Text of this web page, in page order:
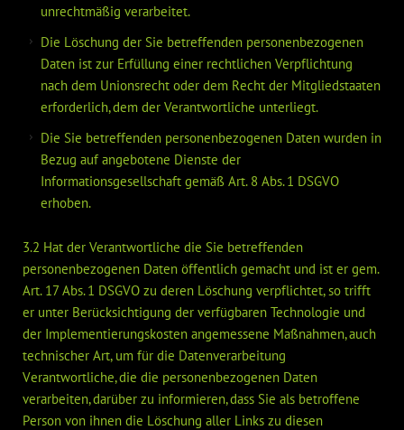
unrechtmäßig verarbeitet.
Die Löschung der Sie betreffenden personenbezogenen
Daten ist zur Erfüllung einer rechtlichen Verpflichtung
nach dem Unionsrecht oder dem Recht der Mitgliedstaaten
erforderlich, dem der Verantwortliche unterliegt.
Die Sie betreffenden personenbezogenen Daten wurden in
Bezug auf angebotene Dienste der
Informationsgesellschaft gemäß Art. 8 Abs. 1 DSGVO
erhoben.
3.2 Hat der Verantwortliche die Sie betreffenden
personenbezogenen Daten öffentlich gemacht und ist er gem.
Art. 17 Abs. 1 DSGVO zu deren Löschung verpflichtet, so trifft
er unter Berücksichtigung der verfügbaren Technologie und
der Implementierungskosten angemessene Maßnahmen, auch
technischer Art, um für die Datenverarbeitung
Verantwortliche, die die personenbezogenen Daten
verarbeiten, darüber zu informieren, dass Sie als betroffene
Person von ihnen die Löschung aller Links zu diesen